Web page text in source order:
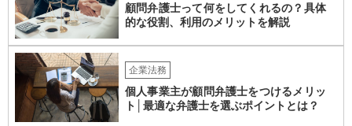
顧問弁護士って何をしてくれるの？具体
的な役割、利用のメリットを解説
企業法務
個人事業主が顧問弁護士をつけるメリッ
ト│最適な弁護士を選ぶポイントとは？